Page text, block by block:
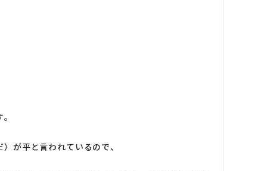
が平と言われているので、